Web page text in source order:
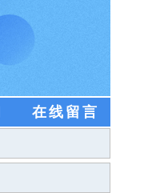
在线留言